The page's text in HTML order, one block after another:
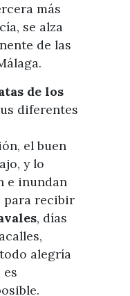
más
se alza
de las
de los
diferentes
el buen
y lo
e inundan
para recibir
, días
alegría